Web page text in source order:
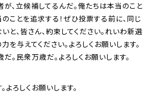
、立候補してるんだ。俺たちは本当のこと
ことを追求する！ぜひ投票する前に、同じ
と、皆さん、約束してください。れいわ新選
を与えてください。よろしくお願いします。
。民衆万歳だ。よろしくお願いします。
よろしくお願いします。